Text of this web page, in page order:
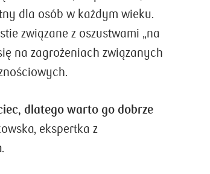
dla osób w każdym wieku.
związane z oszustwami „na
na zagrożeniach związanych
dlatego warto go dobrze
ekspertka z